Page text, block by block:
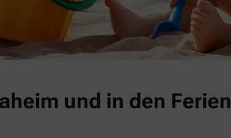
und in den Ferien